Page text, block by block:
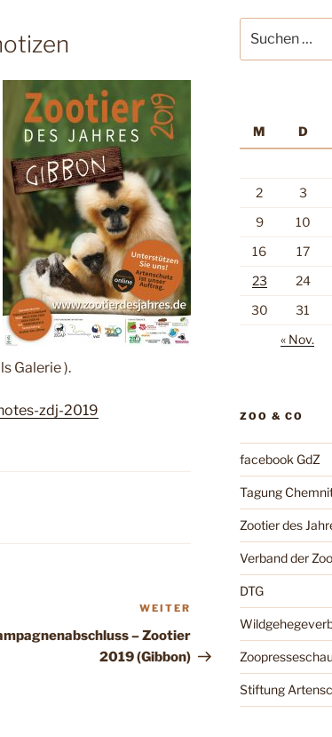
Galerie ).
zdj-2019
Nächster
Beitrag
WEITER
– Zootier
2019 (Gibbon)
nach:
M
D
2
3
9
10
16
17
23
24
30
31
« Nov.
ZOO & CO
facebook GdZ
Tagung
Zootier des
Verband der
DTG
Zoopresseschau
Stiftung